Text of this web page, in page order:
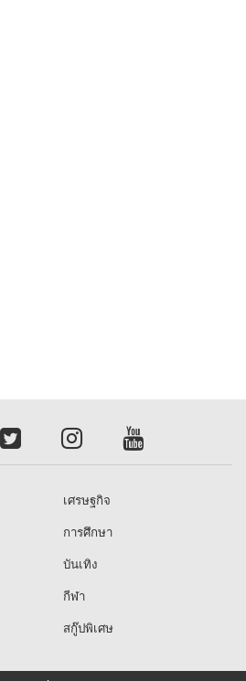
เศรษฐกิจ
การศึกษา
บันเทิง
กีฬา
สกู๊ปพิเศษ